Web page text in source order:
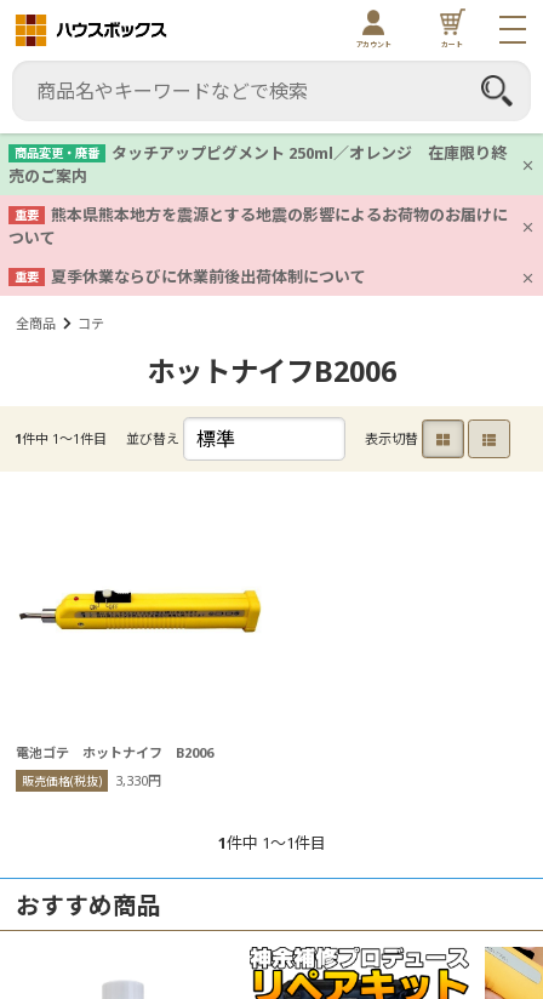
商品変更・廃番
タッチアップピグメント 250ml／オレンジ 在庫限り終
売のご案内
重要
熊本県熊本地方を震源とする地震の影響によるお荷物のお届けに
ついて
重要 夏季休業ならびに休業前後出荷体制について
アカウント カート
全商品 コテ
ホットナイフB2006
1件中 1〜1件目 並び替え 表示切替
電池ゴテ ホットナイフ B2006
販売価格(税抜) 3,330円
1件中 1〜1件目
おすすめ商品